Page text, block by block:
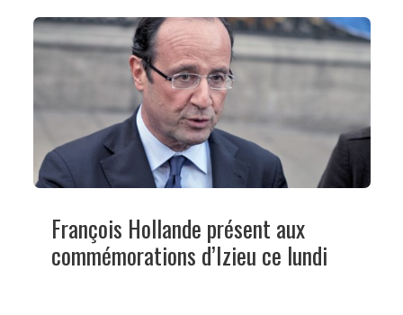
François Hollande présent aux
commémorations d’Izieu ce lundi